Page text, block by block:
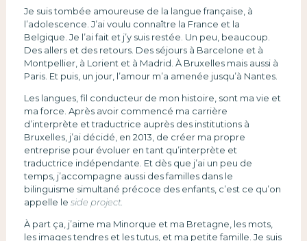
Je suis tombée amoureuse de la langue française, à
l’adolescence. J’ai voulu connaître la France et la
Belgique. Je l’ai fait et j’y suis restée. Un peu, beaucoup.
Des allers et des retours. Des séjours à Barcelone et à
Montpellier, à Lorient et à Madrid. À Bruxelles mais aussi à
Paris. Et puis, un jour, l’amour m’a amenée jusqu’à Nantes.
Les langues, fil conducteur de mon histoire, sont ma vie et
ma force. Après avoir commencé ma carrière
d’interprète et traductrice auprès des institutions à
Bruxelles, j’ai décidé, en 2013, de créer ma propre
entreprise pour évoluer en tant qu’interprète et
traductrice indépendante. Et dès que j’ai un peu de
temps, j’accompagne aussi des familles dans le
bilinguisme simultané précoce des enfants, c’est ce qu’on
appelle le side project.
À part ça, j’aime ma Minorque et ma Bretagne, les mots,
les images tendres et les tutus, et ma petite famille. Je suis